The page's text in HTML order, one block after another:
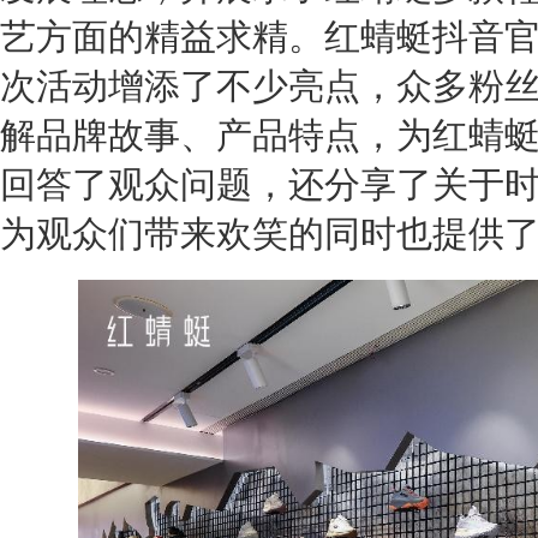
艺方面的精益求精。红蜻蜓抖音
次活动增添了不少亮点，众多粉
解品牌故事、产品特点，为红蜻
回答了观众问题，还分享了关于
为观众们带来欢笑的同时也提供